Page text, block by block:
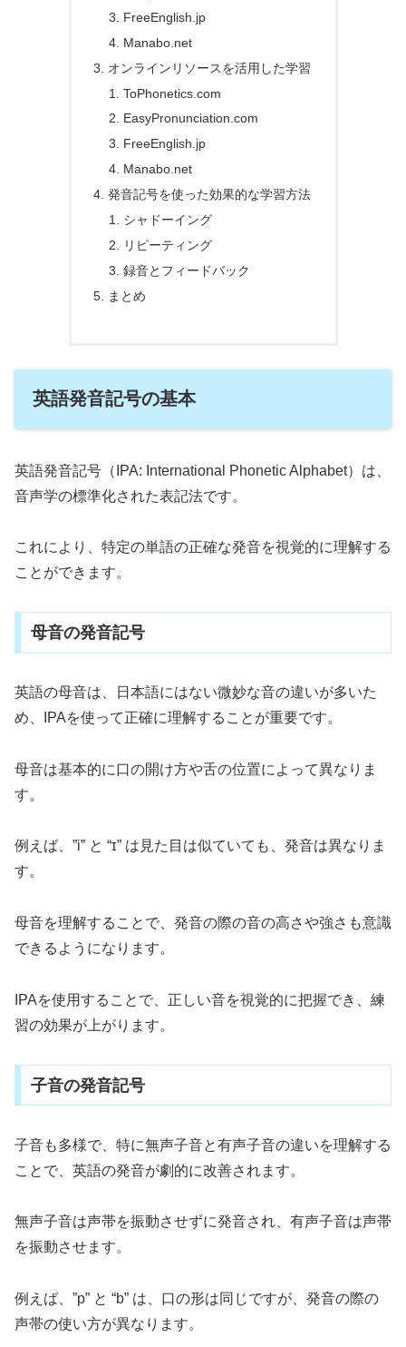
FreeEnglish.jp
Manabo.net
オンラインリソースを活用した学習
ToPhonetics.com
EasyPronunciation.com
FreeEnglish.jp
Manabo.net
発音記号を使った効果的な学習方法
シャドーイング
リピーティング
録音とフィードバック
まとめ
英語発音記号の基本
英語発音記号（IPA: International Phonetic Alphabet）は、
音声学の標準化された表記法です。
これにより、特定の単語の正確な発音を視覚的に理解する
ことができます。
母音の発音記号
英語の母音は、日本語にはない微妙な音の違いが多いた
め、IPAを使って正確に理解することが重要です。
母音は基本的に口の開け方や舌の位置によって異なりま
す。
例えば、”i” と “ɪ” は見た目は似ていても、発音は異なりま
す。
母音を理解することで、発音の際の音の高さや強さも意識
できるようになります。
IPAを使用することで、正しい音を視覚的に把握でき、練
習の効果が上がります。
子音の発音記号
子音も多様で、特に無声子音と有声子音の違いを理解する
ことで、英語の発音が劇的に改善されます。
無声子音は声帯を振動させずに発音され、有声子音は声帯
を振動させます。
例えば、”p” と “b” は、口の形は同じですが、発音の際の
声帯の使い方が異なります。